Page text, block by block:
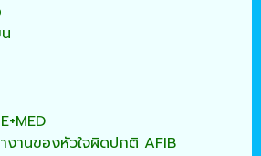
งานของหัวใจผิดปกติ AFIB